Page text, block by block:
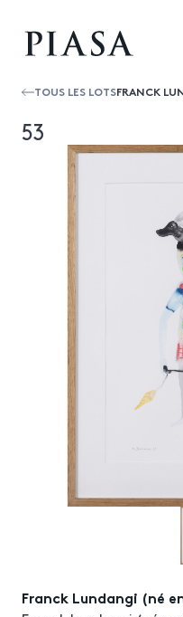
TOUS LES LOTS
53
Franck Lundangi (né